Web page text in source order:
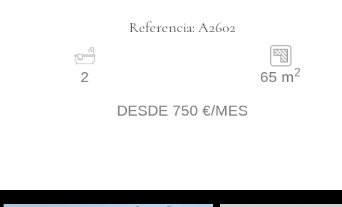
Referencia: A2602
2 65 m2
DESDE 750 €/MES